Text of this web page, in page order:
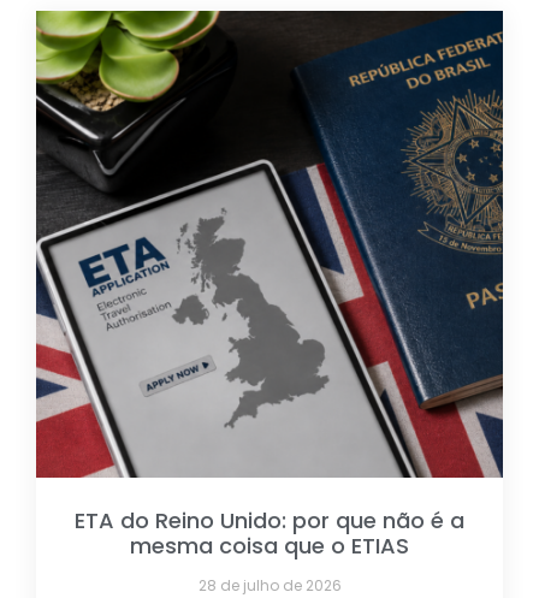
ETA do Reino Unido: por que não é a
mesma coisa que o ETIAS
28 de julho de 2026